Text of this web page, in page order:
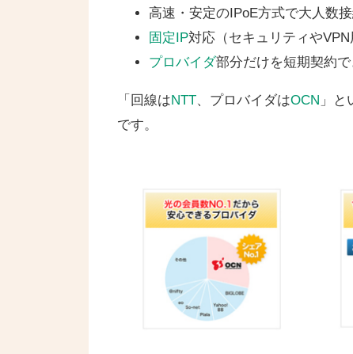
高速・安定のIPoE方式で大人数
固定IP対応（セキュリティや
プロバイダ部分だけを短期契約
「回線はNTT、プロバイダはOCN 」と
です。